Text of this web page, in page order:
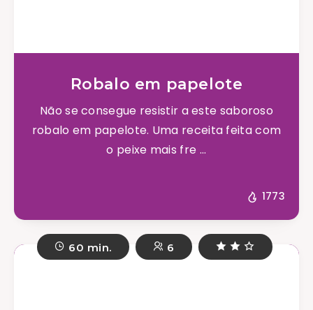
Robalo em papelote
Não se consegue resistir a este saboroso
robalo em papelote. Uma receita feita com
o peixe mais fre ...
1773
60 min. 6